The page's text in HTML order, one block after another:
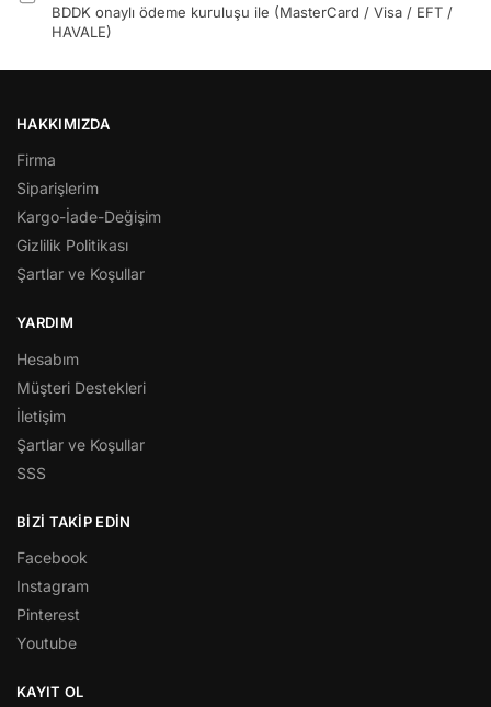
BDDK onaylı ödeme kuruluşu ile (MasterCard / Visa / EFT /
HAVALE)
HAKKIMIZDA
Firma
Siparişlerim
Kargo-İade-Değişim
Gizlilik Politikası
Şartlar ve Koşullar
YARDIM
Hesabım
Müşteri Destekleri
İletişim
Şartlar ve Koşullar
SSS
BİZİ TAKİP EDİN
Facebook
Instagram
Pinterest
Youtube
KAYIT OL